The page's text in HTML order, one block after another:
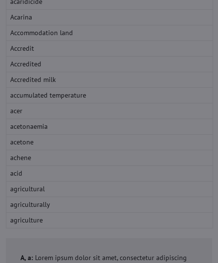
Acarina
Accommodation land
Accredit
Accredited
Accredited milk
accumulated temperature
acer
acetonaemia
acetone
achene
acid
agricultural
agriculturally
agriculture
A, a: Lorem ipsum dolor sit amet, consectetur adipiscing